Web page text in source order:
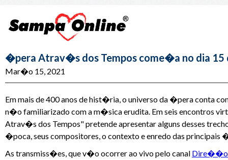
�pera Atrav�s dos Tempos come�a no dia
Mar�o 15, 2021
Em mais de 400 anos de hist�ria, o universo da �pera conta
n�o familiarizado com a m�sica erudita. Em seis encontros
Atrav�s dos Tempos" pretende apresentar alguns desses
�poca, seus compositores, o contexto e enredo das principais
As transmiss�es, que v�o ocorrer ao vivo pelo canal Dire��o